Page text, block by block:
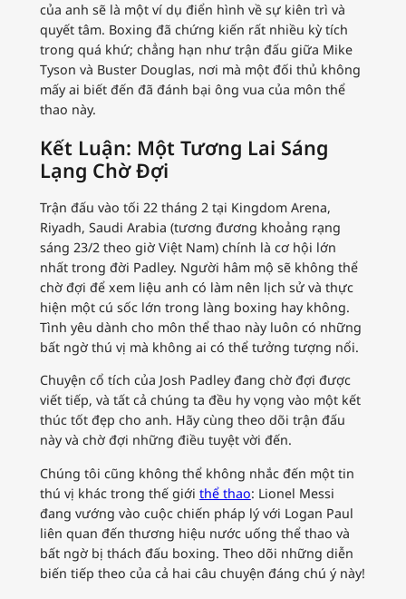
của anh sẽ là một ví dụ điển hình về sự kiên trì và
quyết tâm. Boxing đã chứng kiến rất nhiều kỳ tích
trong quá khứ; chẳng hạn như trận đấu giữa Mike
Tyson và Buster Douglas, nơi mà một đối thủ không
mấy ai biết đến đã đánh bại ông vua của môn thể
thao này.
Kết Luận: Một Tương Lai Sáng
Lạng Chờ Đợi
Trận đấu vào tối 22 tháng 2 tại Kingdom Arena,
Riyadh, Saudi Arabia (tương đương khoảng rạng
sáng 23/2 theo giờ Việt Nam) chính là cơ hội lớn
nhất trong đời Padley. Người hâm mộ sẽ không thể
chờ đợi để xem liệu anh có làm nên lịch sử và thực
hiện một cú sốc lớn trong làng boxing hay không.
Tình yêu dành cho môn thể thao này luôn có những
bất ngờ thú vị mà không ai có thể tưởng tượng nổi.
Chuyện cổ tích của Josh Padley đang chờ đợi được
viết tiếp, và tất cả chúng ta đều hy vọng vào một kết
thúc tốt đẹp cho anh. Hãy cùng theo dõi trận đấu
này và chờ đợi những điều tuyệt vời đến.
Chúng tôi cũng không thể không nhắc đến một tin
thú vị khác trong thế giới thể thao: Lionel Messi
đang vướng vào cuộc chiến pháp lý với Logan Paul
liên quan đến thương hiệu nước uống thể thao và
bất ngờ bị thách đấu boxing. Theo dõi những diễn
biến tiếp theo của cả hai câu chuyện đáng chú ý này!